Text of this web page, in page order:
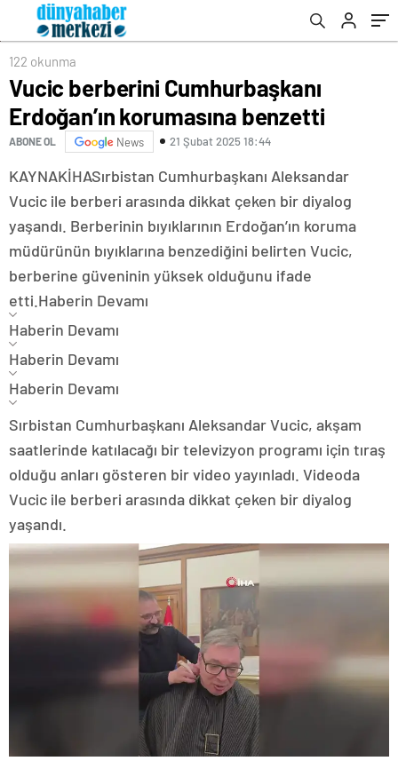
122 okunma
Vucic berberini Cumhurbaşkanı
Erdoğan’ın korumasına benzetti
ABONE OL News 21 Şubat 2025 18:44
KAYNAKİHASırbistan Cumhurbaşkanı Aleksandar
Vucic ile berberi arasında dikkat çeken bir diyalog
yaşandı. Berberinin bıyıklarının Erdoğan’ın koruma
müdürünün bıyıklarına benzediğini belirten Vucic,
berberine güveninin yüksek olduğunu ifade
etti. Haberin Devamı
Haberin Devamı
Haberin Devamı
Haberin Devamı
Sırbistan Cumhurbaşkanı Aleksandar Vucic, akşam
saatlerinde katılacağı bir televizyon programı için tıraş
olduğu anları gösteren bir video yayınladı. Videoda
Vucic ile berberi arasında dikkat çeken bir diyalog
yaşandı.